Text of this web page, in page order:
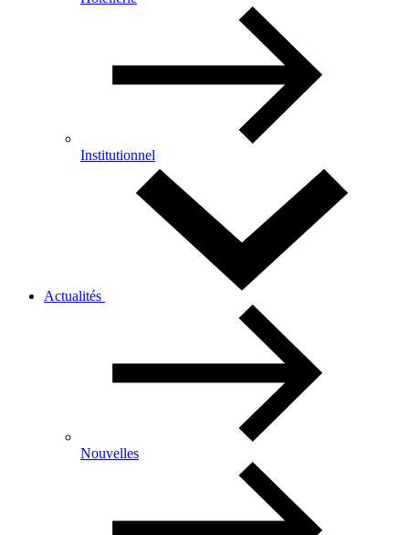
Institutionnel
Actualités
Nouvelles